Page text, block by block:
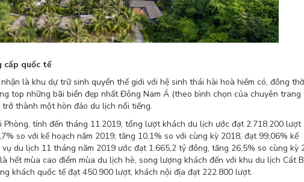
cấp quốc tế
là khu dự trữ sinh quyển thế giới với hệ sinh thái hài hoà hiếm có, đồng
top những bãi biển đẹp nhất Đông Nam Á (theo bình chọn của chuyên trang
thành một hòn đảo du lịch nổi tiếng.
tính đến tháng 11.2019, tổng lượt khách du lịch ước đạt 2.718.200 lượt
so với kế hoạch năm 2019; tăng 10,1% so với cùng kỳ 2018, đạt 99,06% kế
du lịch 11 tháng năm 2019 ước đạt 1.665,2 tỷ đồng, tăng 26,5% so cùng kỳ
hết mùa cao điểm mùa du lịch hè, song lượng khách đến với khu du lịch Cát
khách quốc tế đạt 450.900 lượt, khách nội địa đạt 222.800 lượt.